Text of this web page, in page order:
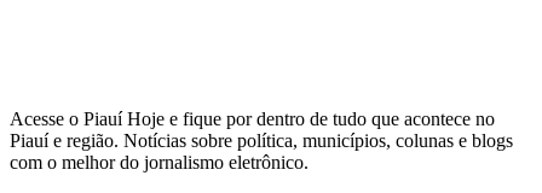
Acesse o Piauí Hoje e fique por dentro de tudo que acontece no
Piauí e região. Notícias sobre política, municípios, colunas e blogs
com o melhor do jornalismo eletrônico.